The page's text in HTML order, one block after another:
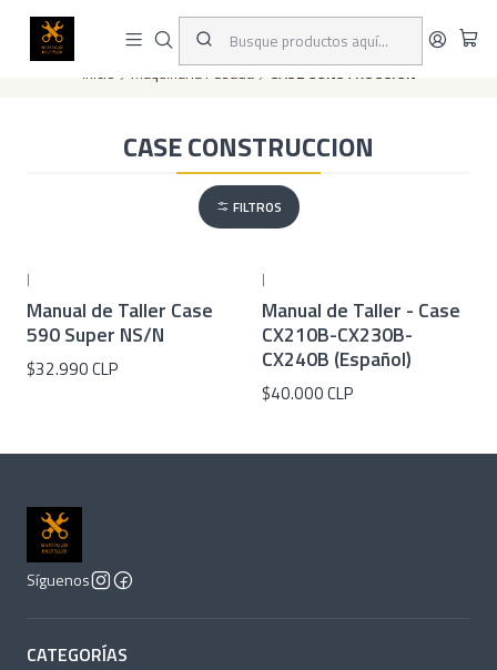
Este es el texto del slide
Inicio Maquinaria Pesada CASE CONSTRUCCION
CASE CONSTRUCCION
FILTROS
|
Manual de Taller Case
590 Super NS/N
$32.990 CLP
|
Manual de Taller - Case
CX210B-CX230B-
CX240B (Español)
$40.000 CLP
Síguenos
CATEGORÍAS